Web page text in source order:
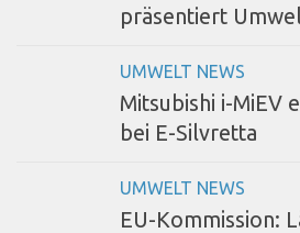
präsentiert
UMWELT NEWS
Mitsubishi i-MiEV
bei E-Silvretta
UMWELT NEWS
EU-Kommission: